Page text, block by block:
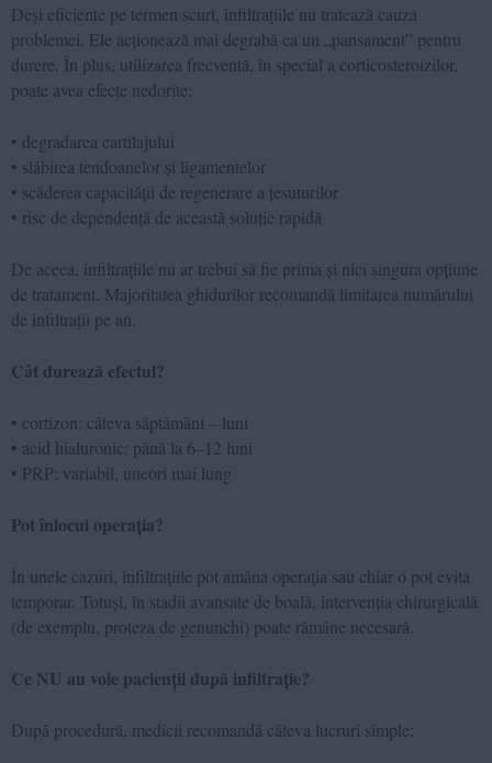
Deși eficiente pe termen scurt, infiltrațiile nu tratează cauza
problemei. Ele acționează mai degrabă ca un „pansament” pentru
durere. În plus, utilizarea frecventă, în special a corticosteroizilor,
poate avea efecte nedorite:
• degradarea cartilajului
• slăbirea tendoanelor și ligamentelor
• scăderea capacității de regenerare a țesuturilor
• risc de dependență de această soluție rapidă
De aceea, infiltrațiile nu ar trebui să fie prima și nici singura opțiune
de tratament. Majoritatea ghidurilor recomandă limitarea numărului
de infiltrații pe an.
Cât durează efectul?
• cortizon: câteva săptămâni – luni
• acid hialuronic: până la 6–12 luni
• PRP: variabil, uneori mai lung
Pot înlocui operația?
În unele cazuri, infiltrațiile pot amâna operația sau chiar o pot evita
temporar. Totuși, în stadii avansate de boală, intervenția chirurgicală
(de exemplu, proteza de genunchi) poate rămâne necesară.
Ce NU au voie pacienții după infiltrație?
După procedură, medicii recomandă câteva lucruri simple: